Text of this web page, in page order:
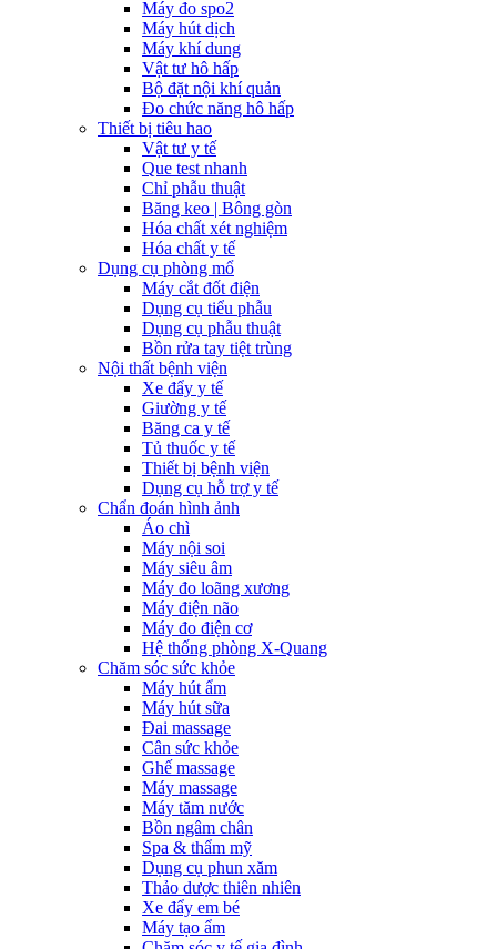
Máy đo spo2
Máy hút dịch
Máy khí dung
Vật tư hô hấp
Bộ đặt nội khí quản
Đo chức năng hô hấp
Thiết bị tiêu hao
Vật tư y tế
Que test nhanh
Chỉ phẫu thuật
Băng keo | Bông gòn
Hóa chất xét nghiệm
Hóa chất y tế
Dụng cụ phòng mổ
Máy cắt đốt điện
Dụng cụ tiểu phẫu
Dụng cụ phẫu thuật
Bồn rửa tay tiệt trùng
Nội thất bệnh viện
Xe đẩy y tế
Giường y tế
Băng ca y tế
Tủ thuốc y tế
Thiết bị bệnh viện
Dụng cụ hỗ trợ y tế
Chẩn đoán hình ảnh
Áo chì
Máy nội soi
Máy siêu âm
Máy đo loãng xương
Máy điện não
Máy đo điện cơ
Hệ thống phòng X-Quang
Chăm sóc sức khỏe
Máy hút ẩm
Máy hút sữa
Đai massage
Cân sức khỏe
Ghế massage
Máy massage
Máy tăm nước
Bồn ngâm chân
Spa & thẩm mỹ
Dụng cụ phun xăm
Thảo dược thiên nhiên
Xe đẩy em bé
Máy tạo ẩm